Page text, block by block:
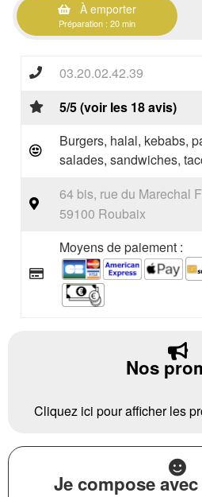
À emporter
Préparation : 20 min
03.20.02.42.39
5/5 (voir les 18 avis)
Burgers, halal, kebabs,
salades, sandwiches,
64 bis, rue du Marechal
59100 Roubaix
Moyens de paiement :
Nos
Cliquez ici pour afficher les
Je compose